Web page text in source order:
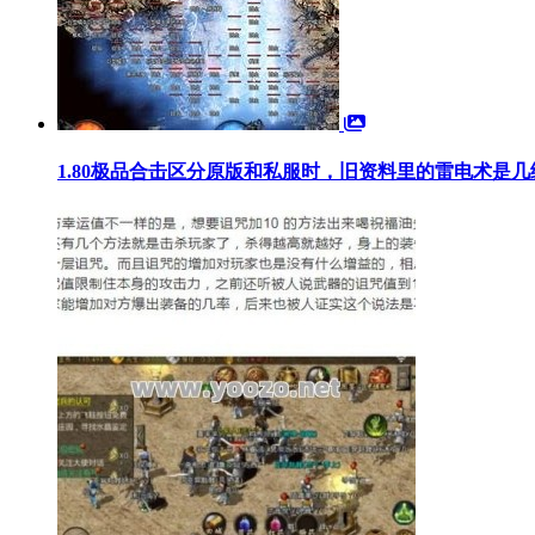
1.80极品合击区分原版和私服时，旧资料里的雷电术是